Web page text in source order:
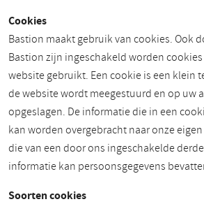
Cookies
Bastion maakt gebruik van cookies. Ook
Bastion zijn ingeschakeld worden
website gebruikt. Een cookie is een klein
de website wordt meegestuurd en op uw
opgeslagen. De informatie die in een
kan worden overgebracht naar onze
die van een door ons ingeschakelde
informatie kan persoonsgegevens
Soorten cookies